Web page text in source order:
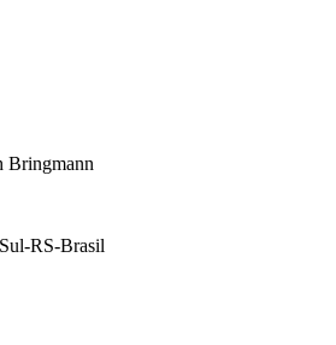
Redin Bringmann
Sul-RS-Brasil